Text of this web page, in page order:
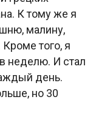
К тому же я
малину,
того, я
неделю. И стал
день.
но 30